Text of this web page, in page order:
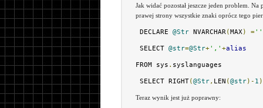
Jak widać pozostał jeszcze jeden problem.
prawej strony wszystkie znaki oprócz tego
DECLARE @Str NVARCHAR(MAX) =''
SELECT @str=@Str+',' +alias
FROM sys . syslanguages
SELECT RIGHT(@Str, LEN (@str)- 1 )
Teraz wynik jest już poprawny: